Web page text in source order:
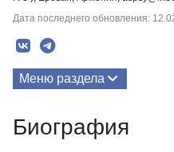
Дата последнего обновления:
Меню раздела
Биография
Биография